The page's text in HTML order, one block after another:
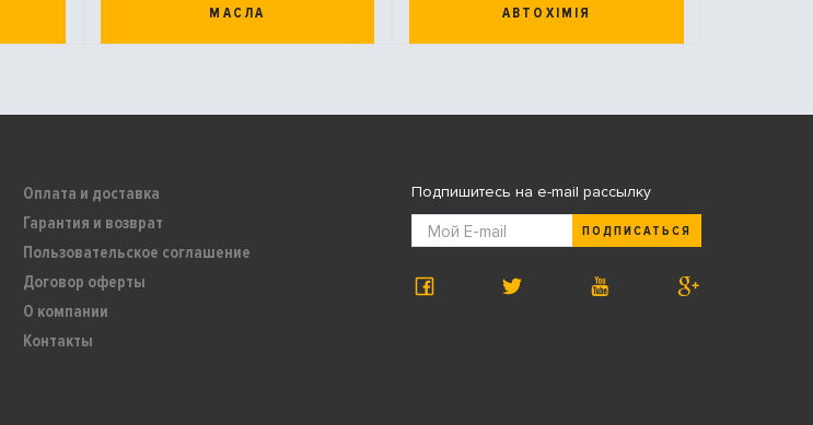
МАСЛА АВТОХІМІЯ
Оплата и доставка
Гарантия и возврат
Пользовательское соглашение
Договор оферты
О компании
Контакты
Подпишитесь на e-mail рассылку
ПОДПИСАТЬСЯ